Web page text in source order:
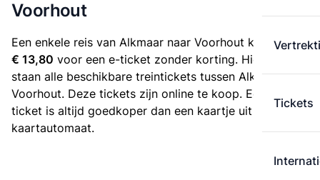
Tickets
Voorhout
Een enkele reis van Alkmaar naar Voorhout kost
€ 13,80 voor een e-ticket zonder korting. Hieronder
staan alle beschikbare treintickets tussen Alkmaar en
Voorhout. Deze tickets zijn online te koop. Een e-
ticket is altijd goedkoper dan een kaartje uit de
kaartautomaat.